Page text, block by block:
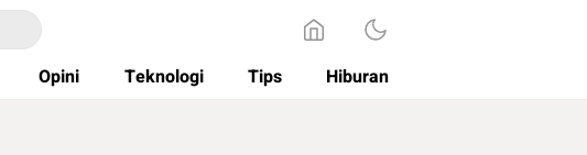
Opini Teknologi Tips Hiburan